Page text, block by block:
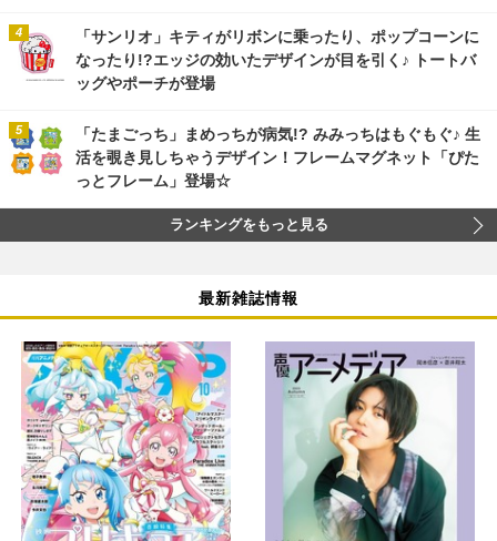
「サンリオ」キティがリボンに乗ったり、ポップコーンに
なったり!?エッジの効いたデザインが目を引く♪ トートバ
ッグやポーチが登場
「たまごっち」まめっちが病気!? みみっちはもぐもぐ♪ 生
活を覗き見しちゃうデザイン！フレームマグネット「ぴた
っとフレーム」登場☆
ランキングをもっと見る
最新雑誌情報